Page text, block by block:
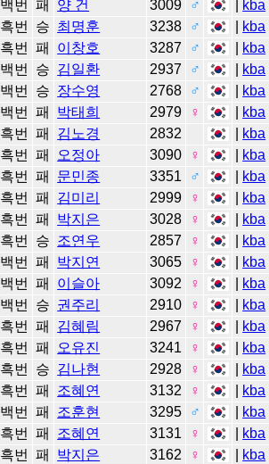
백번 패 양 건 3009 ♂ kba
흑번 승 최명훈 3238 ♂ kba
흑번 패 이창호 3287 ♂ kba
백번 승 김일환 2937 ♂ kba
백번 승 장수영 2768 ♂ kba
백번 패 박태희 2979 ♀ kba
흑번 패 김노경 2832 kba
흑번 패 오정아 3090 ♀ kba
흑번 패 문민종 3351 ♂ kba
흑번 패 김미리 2999 ♀ kba
흑번 패 박지은 3028 ♀ kba
흑번 승 조연우 2857 ♀ kba
백번 패 박지연 3065 ♀ kba
백번 패 이슬아 3092 ♀ kba
백번 승 권주리 2910 ♀ kba
흑번 패 김혜림 2967 ♀ kba
흑번 패 오유진 3241 ♀ kba
흑번 승 김나현 2928 ♀ kba
흑번 패 조혜연 3132 ♀ kba
백번 패 조훈현 3295 ♂ kba
흑번 패 조혜연 3131 ♀ kba
흑번 패 박지은 3162 ♀ kba